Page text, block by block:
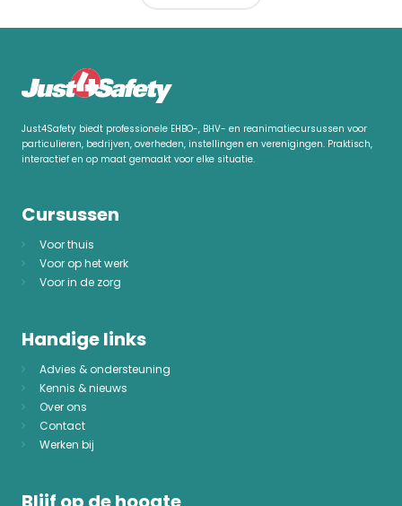
Just4Safety biedt professionele EHBO-, BHV- en reanimatiecursussen voor
particulieren, bedrijven, overheden, instellingen en verenigingen. Praktisch,
interactief en op maat gemaakt voor elke situatie.
Cursussen
Voor thuis
Voor op het werk
Voor in de zorg
Handige links
Advies & ondersteuning
Kennis & nieuws
Over ons
Contact
Werken bij